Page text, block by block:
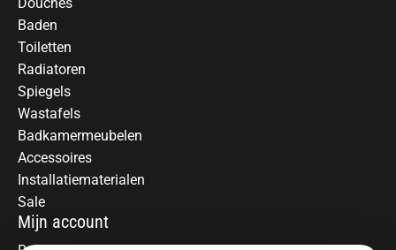
Baden
Toiletten
Radiatoren
Spiegels
Wastafels
Badkamermeubelen
Accessoires
Installatiematerialen
Sale
Mijn account